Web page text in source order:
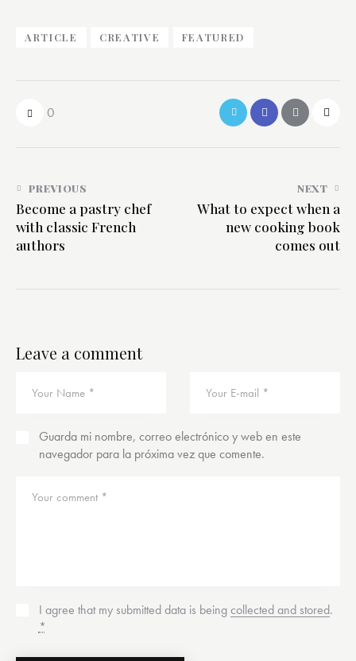
ARTICLE CREATIVE FEATURED
0
PREVIOUS
Become a pastry chef
with classic French
authors
NEXT
What to expect when a
new cooking book
comes out
Leave a comment
Guarda mi nombre, correo electrónico y web en este
navegador para la próxima vez que comente.
I agree that my submitted data is beingcollected and stored.
*